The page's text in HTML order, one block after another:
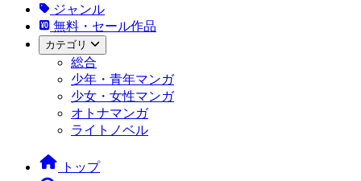
ジャンル
無料・セール作品
カテゴリ
総合
少年・青年マンガ
少女・女性マンガ
オトナマンガ
ライトノベル
トップ